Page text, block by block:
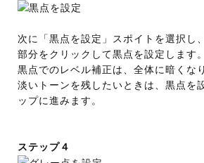
次に「黒点を設定」スポイトを選択し
部分をクリックして黒点を設定します。
黒点でのレベル補正は、全体に暗くな
淡いトーンを残したいときは、黒点を
ップに進みます。
ステップ４